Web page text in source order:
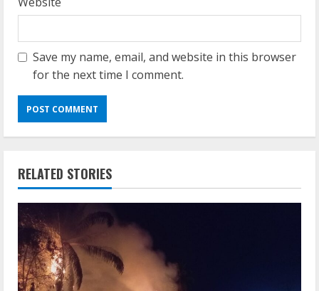
Save my name, email, and website in this browser
for the next time I comment.
RELATED STORIES
Resettools
Vpn One Click Cracked x86-x64 [no
Virus]